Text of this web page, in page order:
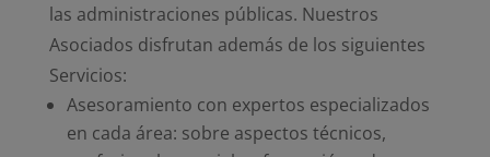
las administraciones públicas. Nuestros
Asociados disfrutan además de los siguientes
Servicios:
Asesoramiento con expertos especializados
en cada área: sobre aspectos técnicos,